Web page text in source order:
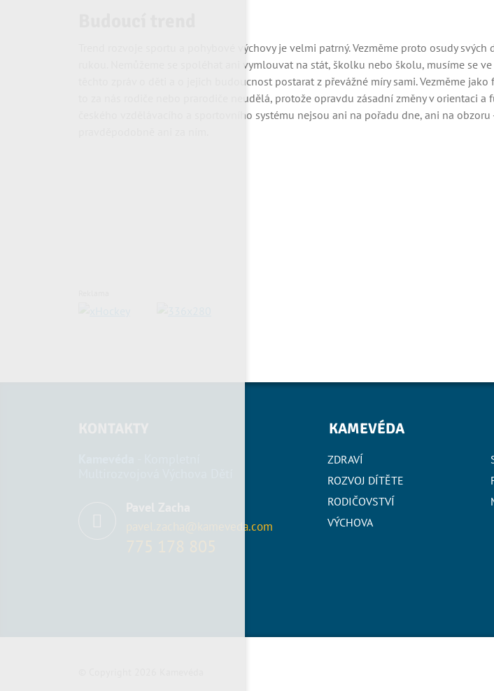
Trend rozvoje sportu a pohybové výchovy je velmi patrný. Vezměme proto osudy
rukou. Nemůžeme se spoléhat ani vymlouvat na stát, školku nebo školu, musíme se
těchto zpráv o děti a o jejich budoucnost postarat z převážné míry sami. Vezměme
to za nás rodiče nebo prarodiče neudělá, protože opravdu zásadní změny v orientaci a
českého vzdělávacího a sportovního systému nejsou ani na pořadu dne, ani na obzoru
pavel.zacha@kameveda.com
KAMEVÉDA
ZDRAVÍ
ROZVOJ DÍTĚTE
RODIČOVSTVÍ
VÝCHOVA